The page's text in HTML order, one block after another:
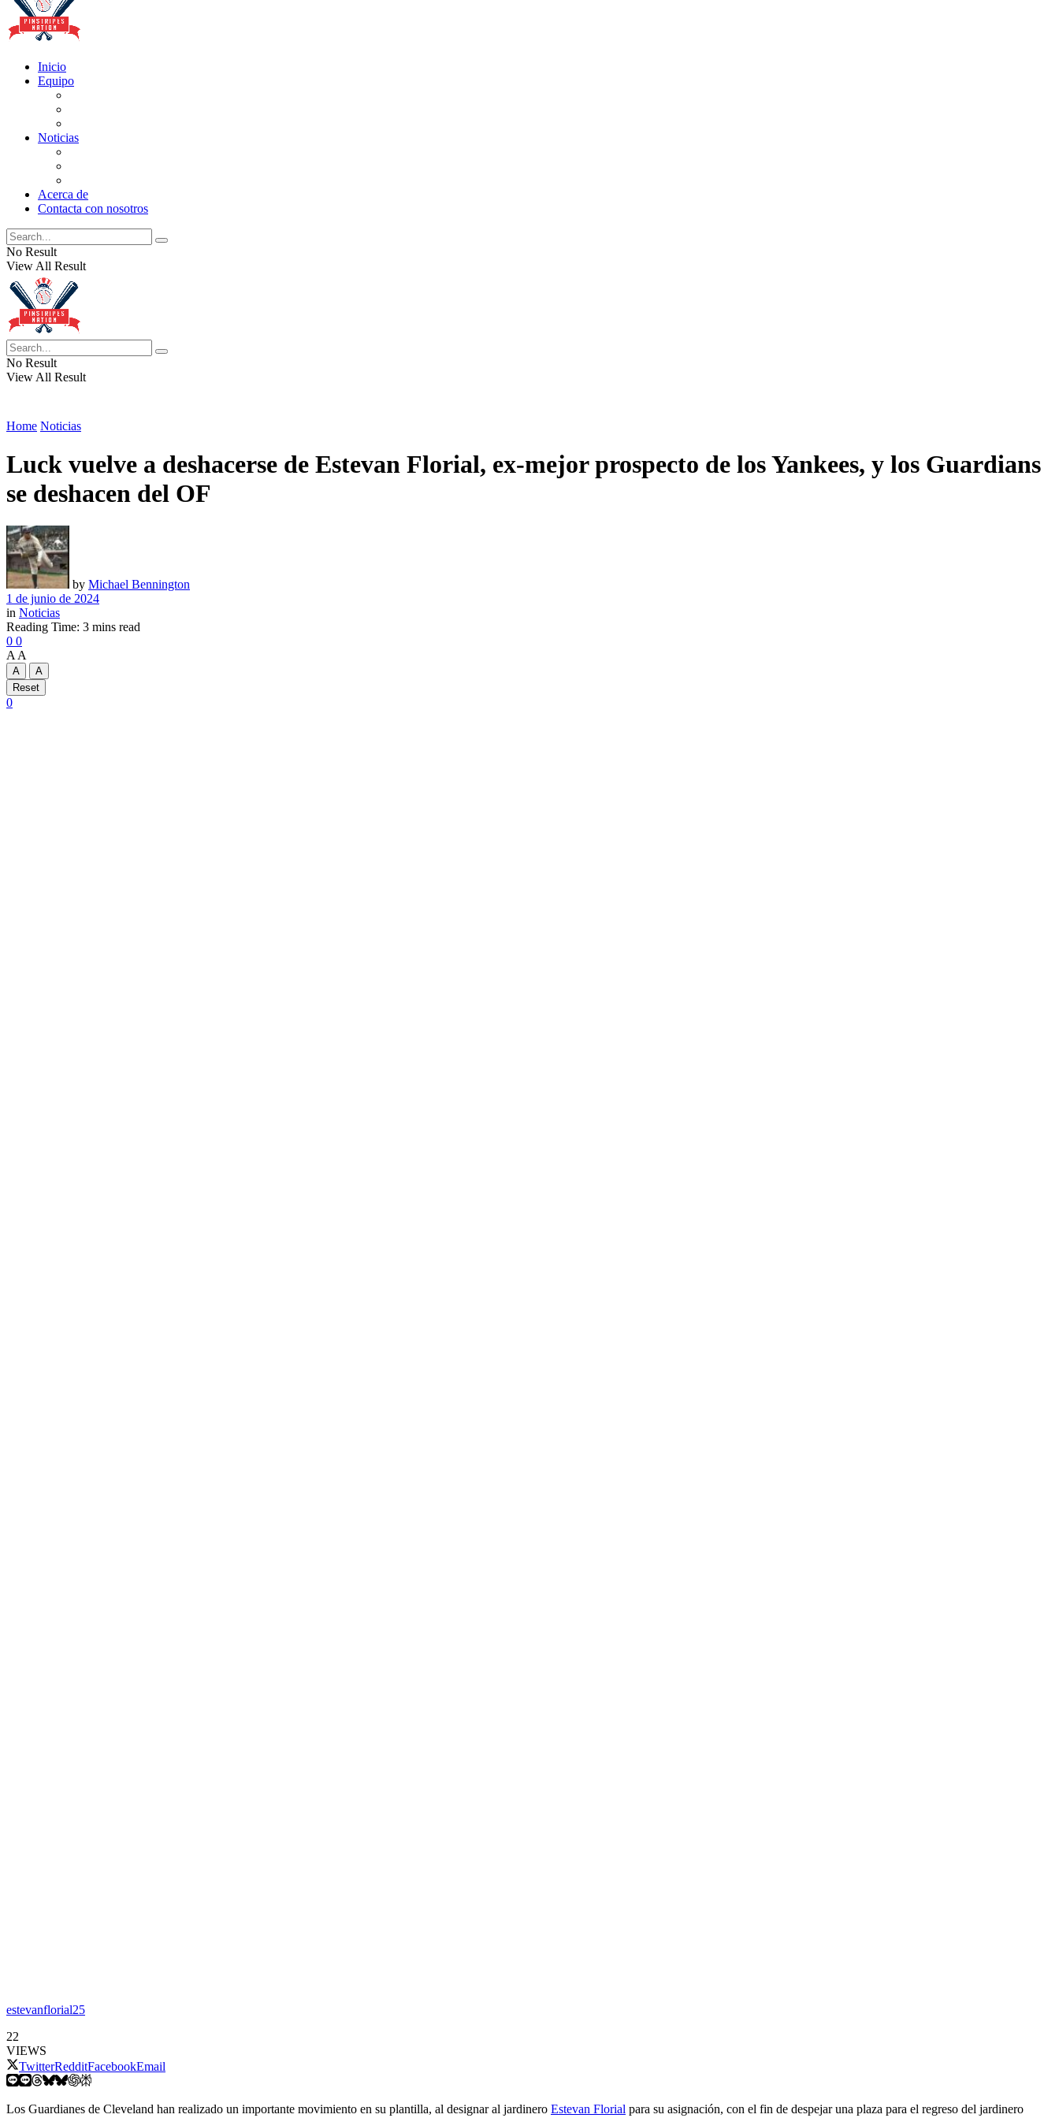
to
Inicio
Equipo
Noticias
Acerca de
Contacta con nosotros
No Result
View All Result
No Result
View All Result
Home Noticias
Luck vuelve a deshacerse de Estevan Florial, ex-mejor prospecto de los Yankees, y los Guardians
se deshacen del OF
by Michael Bennington
1 de junio de 2024
in Noticias
Reading Time: 3 mins read
0 0
A A
A
A
Reset
0
estevanflorial25
22
VIEWS
TwitterRedditFacebookEmail
Los Guardianes de Cleveland han realizado un importante movimiento en su plantilla, al designar al jardinero Estevan Florial para su asignación, con el fin de despejar una plaza para el regreso del jardinero